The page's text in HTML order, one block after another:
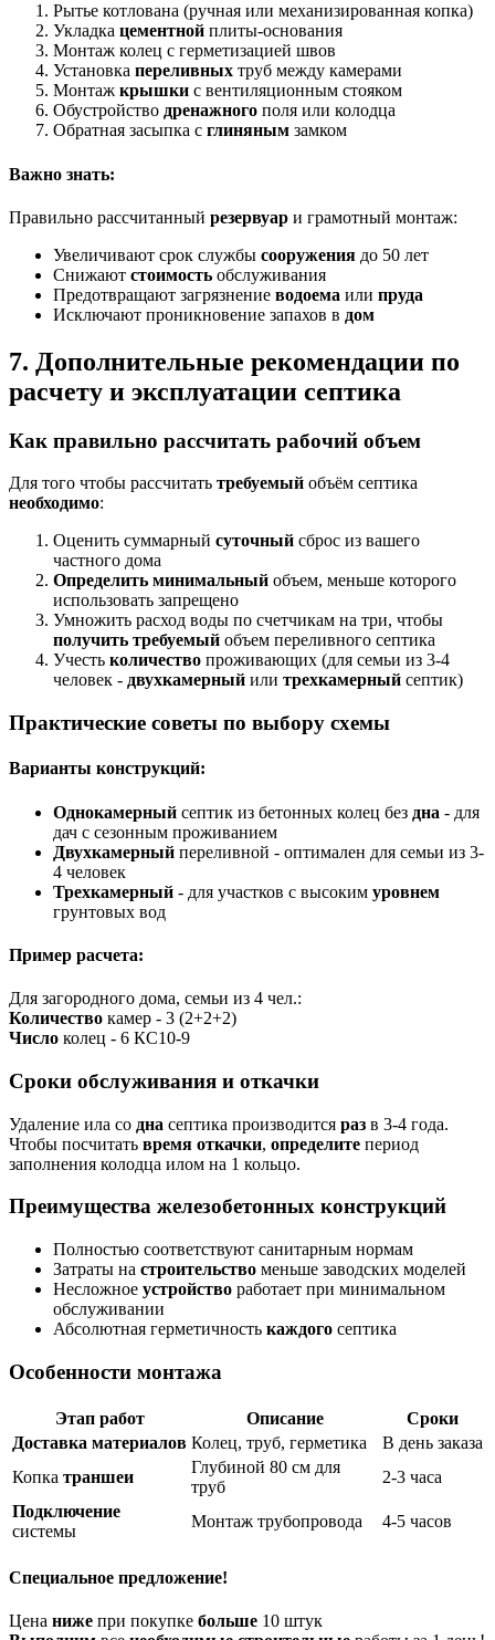
Рытье котлована (ручная или механизированная копка)
Укладка цементной плиты-основания
Монтаж колец с герметизацией швов
Установка переливных труб между камерами
Монтаж крышки с вентиляционным стояком
Обустройство дренажного поля или колодца
Обратная засыпка с глиняным замком
Важно знать:
Правильно рассчитанный резервуар и грамотный монтаж:
Увеличивают срок службы сооружения до 50 лет
Снижают стоимость обслуживания
Предотвращают загрязнение водоема или пруда
Исключают проникновение запахов в дом
7. Дополнительные рекомендации по
расчету и эксплуатации септика
Как правильно рассчитать рабочий объем
Для того чтобы рассчитать требуемый объём септика
необходимо:
Оценить суммарный суточный сброс из вашего
частного дома
Определить минимальный объем, меньше которого
использовать запрещено
Умножить расход воды по счетчикам на три, чтобы
получить требуемый объем переливного септика
Учесть количество проживающих (для семьи из 3-4
человек - двухкамерный или трехкамерный септик)
Практические советы по выбору схемы
Варианты конструкций:
Однокамерный септик из бетонных колец без дна - для
дач с сезонным проживанием
Двухкамерный переливной - оптимален для семьи из 3-
4 человек
Трехкамерный - для участков с высоким уровнем
грунтовых вод
Пример расчета:
Для загородного дома, семьи из 4 чел.:
Количество камер - 3 (2+2+2)
Число колец - 6 КС10-9
Сроки обслуживания и откачки
Удаление ила со дна септика производится раз в 3-4 года.
Чтобы посчитать время откачки, определите период
заполнения колодца илом на 1 кольцо.
Преимущества железобетонных конструкций
Полностью соответствуют санитарным нормам
Затраты на строительство меньше заводских моделей
Несложное устройство работает при минимальном
обслуживании
Абсолютная герметичность каждого септика
Особенности монтажа
Этап работ Описание
Сроки
Доставка материалов Колец, труб, герметика
В день заказа
Копка траншеи
Глубиной 80 см для
труб
2-3 часа
Подключение
системы
Монтаж трубопровода 4-5 часов
Специальное предложение!
Цена ниже при покупке больше 10 штук